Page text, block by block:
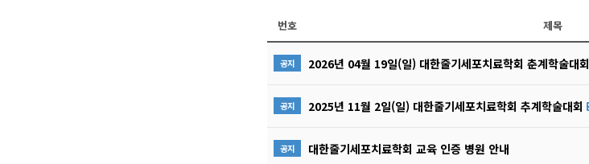
번호 제목
공지 2026년 04월 19일(일) 대한줄기세포치료학회 춘계학술대회
공지 2025년 11월 2일(일) 대한줄기세포치료학회 추계학술대회
공지 대한줄기세포치료학회 교육 인증 병원 안내